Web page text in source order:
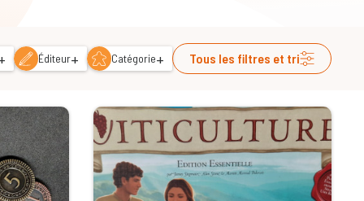
Éditeur+ Catégorie+ Tous les filtres et tri